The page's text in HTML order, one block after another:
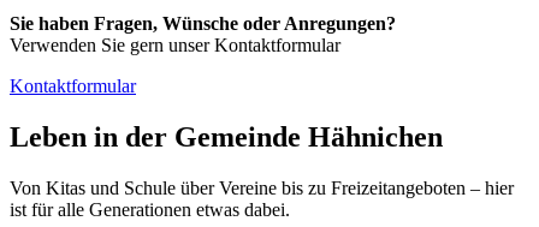
Sie haben Fragen, Wünsche oder Anregungen?
Verwenden Sie gern unser Kontaktformular
Kontaktformular
Leben in der Gemeinde Hähnichen
Von Kitas und Schule über Vereine bis zu Freizeitangeboten – hier
ist für alle Generationen etwas dabei.